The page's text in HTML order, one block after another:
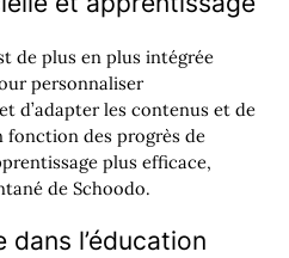
de plus en plus intégrée
personnaliser
d’adapter les contenus et de
fonction des progrès de
plus efficace,
de Schoodo.
dans l’éducation